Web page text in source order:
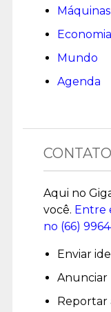
Economia
Mundo
Agenda
CONTATO
Aqui no
você. Entre
no (66)
Enviar
Anunciar
Reportar